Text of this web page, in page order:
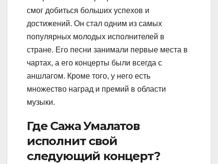
смог добиться больших успехов и
достижений. Он стал одним из самых
популярных молодых исполнителей в
стране. Его песни занимали первые места в
чартах, а его концерты были всегда с
аншлагом. Кроме того, у него есть
множество наград и премий в области
музыки.
Где Сажа Умалатов
исполнит свой
следующий концерт?